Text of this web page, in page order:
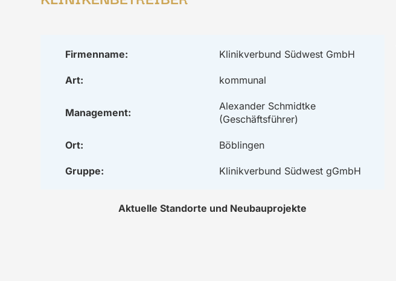
Firmenname: Klinikverbund Südwest GmbH
Art: kommunal
Management:
Alexander Schmidtke
(Geschäftsführer)
Ort: Böblingen
Gruppe: Klinikverbund Südwest gGmbH
Aktuelle Standorte und Neubauprojekte